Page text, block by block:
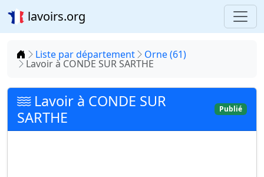
lavoirs.org
Accueil
Liste par département Orne (61)
Lavoir à CONDE SUR SARTHE
Lavoir à CONDE SUR
SARTHE
Publié